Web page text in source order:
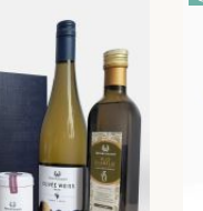
zu ersetzen.
es bei einer
zu längeren
kann.